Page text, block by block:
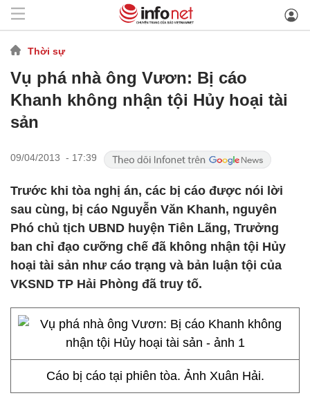
Thời sự
Vụ phá nhà ông Vươn: Bị cáo
Khanh không nhận tội Hủy hoại tài
sản
09/04/2013 - 17:39
Trước khi tòa nghị án, các bị cáo được nói lời
sau cùng, bị cáo Nguyễn Văn Khanh, nguyên
Phó chủ tịch UBND huyện Tiên Lãng, Trưởng
ban chỉ đạo cưỡng chế đã không nhận tội Hủy
hoại tài sản như cáo trạng và bản luận tội của
VKSND TP Hải Phòng đã truy tố.
Cáo bị cáo tại phiên tòa. Ảnh Xuân Hải.